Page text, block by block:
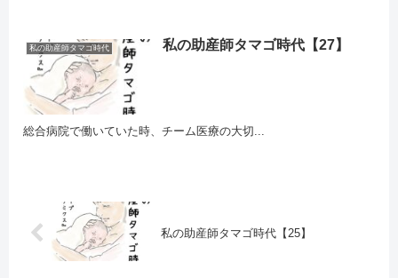
私の助産師タマゴ時代 私の助産師タマゴ時代【27】
総合病院で働いていた時、チーム医療の大切...
私の助産師タマゴ時代【25】